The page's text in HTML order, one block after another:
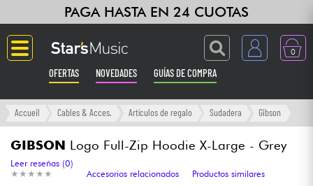
PAGA HASTA EN 24 CUOTAS
0
OFERTAS NOVEDADES GUÍAS DE COMPRA
Langue
Guitarras & Bajos
Ampli & Efectos
Accueil Cables & Acces. Artículos de regalo Sudadera Gibson
GIBSON Logo Full-Zip Hoodie X-Large - Grey
★ ★ ★ ★ ★
★ ★ ★ ★ ★
Leer reseñas (0)
Accesorios relacionados
Productos similares